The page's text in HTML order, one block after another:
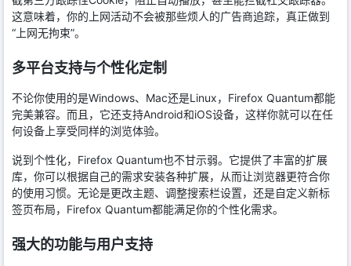
这意味着，你的上网活动不会被那些烦人的广告商追踪，真正做到
“上网无拘束”。
多平台支持与个性化定制
不论你使用的是Windows、Mac还是Linux，Firefox Quantum都能
完美兼容。而且，它还支持Android和iOS设备，这样你就可以在任
何设备上享受同样的浏览体验。
说到个性化，Firefox Quantum也不甘示弱。它提供了丰富的扩展
库，你可以根据自己的需求安装各种扩展，从而让浏览器更符合你
的使用习惯。无论是更改主题、调整搜索栏设置，还是自定义新标
签页布局，Firefox Quantum都能满足你的个性化需求。
强大的功能与用户支持